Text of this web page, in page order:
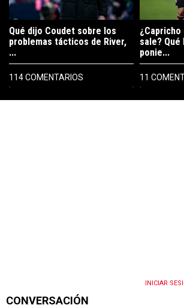
Qué dijo Coudet sobre los
problemas tácticos de River,
...
114 COMENTARIOS
sale? Qué
ponie...
11
CONVERSACIÓN
INICIAR